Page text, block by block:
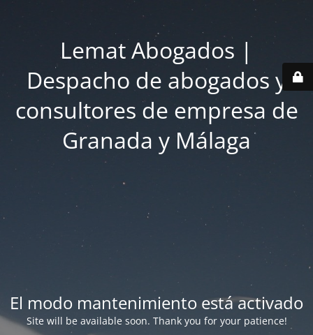
Lemat Abogados |
Despacho de abogados y
consultores de empresa de
Granada y Málaga
El modo mantenimiento está activado
Site will be available soon. Thank you for your patience!